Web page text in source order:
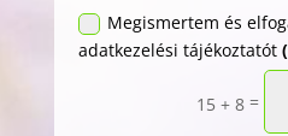
Megismertem és
adatkezelési tájékoztatót
15 + 8 =